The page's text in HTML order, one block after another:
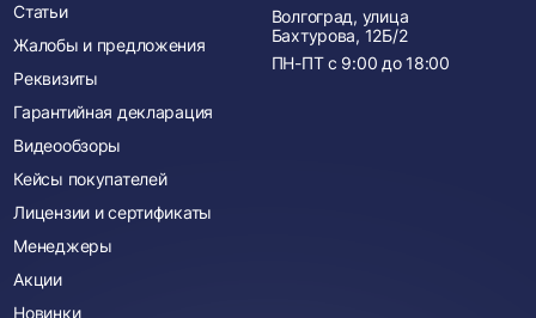
Статьи
Жалобы и предложения
Реквизиты
Гарантийная декларация
Видеообзоры
Кейсы покупателей
Лицензии и сертификаты
Менеджеры
Акции
Новинки
Волгоград, улица
Бахтурова, 12Б/2
ПН-ПТ с 9:00 до 18:00